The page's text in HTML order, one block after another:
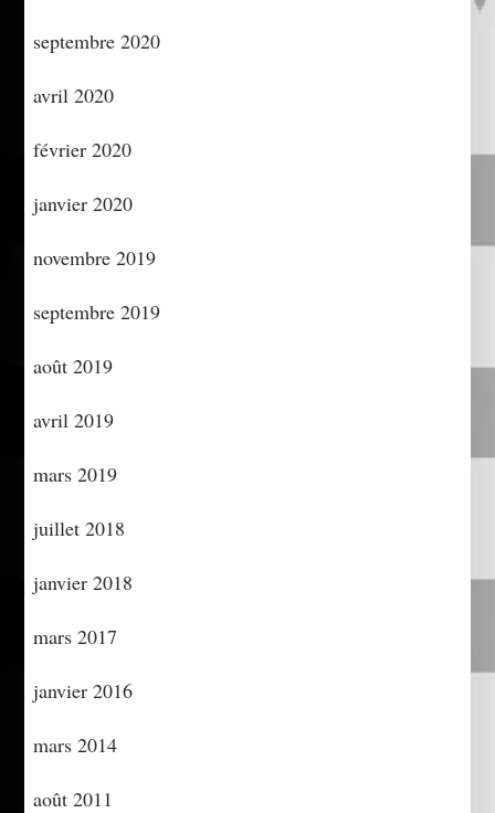
septembre 2020
avril 2020
février 2020
janvier 2020
novembre 2019
septembre 2019
août 2019
avril 2019
mars 2019
juillet 2018
janvier 2018
mars 2017
janvier 2016
mars 2014
août 2011